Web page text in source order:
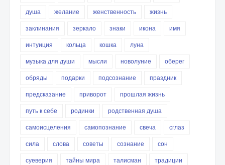
душа
желание женственность
жизнь
заклинания
зеркало знаки икона
имя
интуиция
кольца кошка
луна
музыка для души
мысли новолуние
оберег
обряды
подарки подсознание
праздник
предсказание
приворот
прошлая жизнь
путь к себе
родинки
родственная душа
самоисцеления
самопознание свеча
сглаз
сила
слова советы сознание
сон
суеверия
тайны мира талисман
традиции